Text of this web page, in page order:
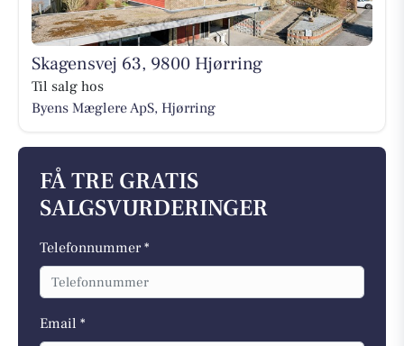
Skagensvej 63, 9800 Hjørring
Til salg hos
Byens Mæglere ApS, Hjørring
FÅ TRE GRATIS
SALGSVURDERINGER
Telefonnummer *
Email *